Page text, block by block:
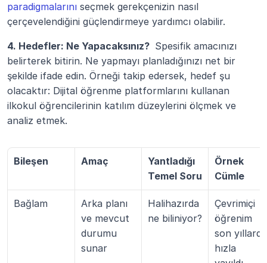
paradigmalarını seçmek gerekçenizin nasıl
çerçevelendiğini güçlendirmeye yardımcı olabilir.
4. Hedefler: Ne Yapacaksınız? Spesifik amacınızı
belirterek bitirin. Ne yapmayı planladığınızı net bir
şekilde ifade edin. Örneği takip edersek, hedef şu
olacaktır: Dijital öğrenme platformlarını kullanan
ilkokul öğrencilerinin katılım düzeylerini ölçmek ve
analiz etmek.
Bileşen Amaç
Yantladığı
Temel Soru
Örnek
Cümle
Bağlam
Arka planı
ve mevcut
durumu
sunar
Halihazırda
ne biliniyor?
Çevrimiçi
öğrenim
son yıllarda
hızla